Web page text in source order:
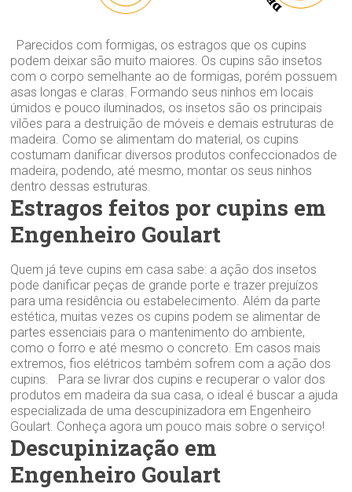
Parecidos com formigas, os estragos que os cupins
podem deixar são muito maiores. Os cupins são insetos
com o corpo semelhante ao de formigas, porém possuem
asas longas e claras. Formando seus ninhos em locais
úmidos e pouco iluminados, os insetos são os principais
vilões para a destruição de móveis e demais estruturas de
madeira. Como se alimentam do material, os cupins
costumam danificar diversos produtos confeccionados de
madeira, podendo, até mesmo, montar os seus ninhos
dentro dessas estruturas.
Estragos feitos por cupins em
Engenheiro Goulart
Quem já teve cupins em casa sabe: a ação dos insetos
pode danificar peças de grande porte e trazer prejuízos
para uma residência ou estabelecimento. Além da parte
estética, muitas vezes os cupins podem se alimentar de
partes essenciais para o mantenimento do ambiente,
como o forro e até mesmo o concreto. Em casos mais
extremos, fios elétricos também sofrem com a ação dos
cupins. Para se livrar dos cupins e recuperar o valor dos
produtos em madeira da sua casa, o ideal é buscar a ajuda
especializada de uma descupinizadora em Engenheiro
Goulart. Conheça agora um pouco mais sobre o serviço!
Descupinização em
Engenheiro Goulart